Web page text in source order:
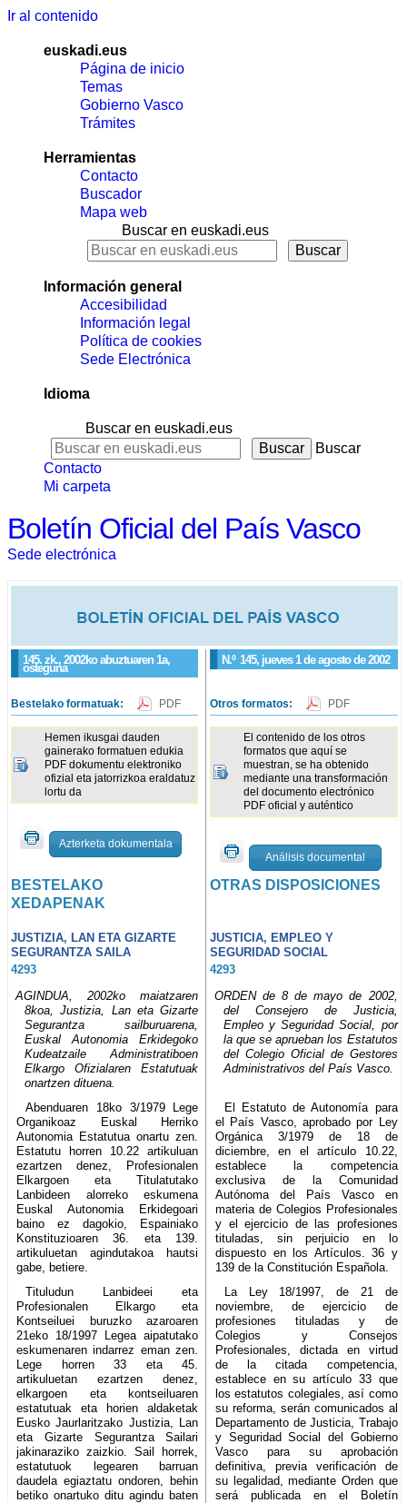
Ir al contenido
euskadi.eus
Página de inicio
Temas
Gobierno Vasco
Trámites
Herramientas
Contacto
Buscador
Mapa web
Buscar en euskadi.eus
Información general
Accesibilidad
Información legal
Política de cookies
Sede Electrónica
Idioma
Buscar en euskadi.eus
Buscar
Contacto
Mi carpeta
Boletín Oficial del País Vasco
Sede electrónica
145. zk., 2002ko abuztuaren 1a,
osteguna
N.º 145, jueves 1 de agosto de 2002
Bestelako formatuak: PDF
Hemen ikusgai dauden
gainerako formatuen edukia
PDF dokumentu elektroniko
ofizial eta jatorrizkoa eraldatuz
lortu da
Azterketa dokumentala
Otros formatos: PDF
El contenido de los otros
formatos que aquí se
muestran, se ha obtenido
mediante una transformación
del documento electrónico
PDF oficial y auténtico
Análisis documental
BESTELAKO
XEDAPENAK
OTRAS DISPOSICIONES
JUSTIZIA, LAN ETA GIZARTE
SEGURANTZA SAILA
JUSTICIA, EMPLEO Y
SEGURIDAD SOCIAL
4293
4293
AGINDUA, 2002ko maiatzaren
8koa, Justizia, Lan eta Gizarte
Segurantza sailburuarena,
Euskal Autonomia Erkidegoko
Kudeatzaile Administratiboen
Elkargo Ofizialaren Estatutuak
onartzen dituena.
ORDEN de 8 de mayo de 2002,
del Consejero de Justicia,
Empleo y Seguridad Social, por
la que se aprueban los Estatutos
del Colegio Oficial de Gestores
Administrativos del País Vasco.
Abenduaren 18ko 3/1979 Lege
Organikoaz Euskal Herriko
Autonomia Estatutua onartu zen.
Estatutu horren 10.22 artikuluan
ezartzen denez, Profesionalen
Elkargoen eta Titulatutako
Lanbideen alorreko eskumena
Euskal Autonomia Erkidegoari
baino ez dagokio, Espainiako
Konstituzioaren 36. eta 139.
artikuluetan agindutakoa hautsi
gabe, betiere.
El Estatuto de Autonomía para
el País Vasco, aprobado por Ley
Orgánica 3/1979 de 18 de
diciembre, en el artículo 10.22,
establece la competencia
exclusiva de la Comunidad
Autónoma del País Vasco en
materia de Colegios Profesionales
y el ejercicio de las profesiones
tituladas, sin perjuicio en lo
dispuesto en los Artículos. 36 y
139 de la Constitución Española.
Tituludun Lanbideei eta
Profesionalen Elkargo eta
Kontseiluei buruzko azaroaren
21eko 18/1997 Legea aipatutako
eskumenaren indarrez eman zen.
Lege horren 33 eta 45.
artikuluetan ezartzen denez,
elkargoen eta kontseiluaren
estatutuak eta horien aldaketak
Eusko Jaurlaritzako Justizia, Lan
eta Gizarte Segurantza Sailari
jakinaraziko zaizkio. Sail horrek,
estatutuok legearen barruan
daudela egiaztatu ondoren, behin
betiko onartuko ditu agindu baten
La Ley 18/1997, de 21 de
noviembre, de ejercicio de
profesiones tituladas y de
Colegios y Consejos
Profesionales, dictada en virtud
de la citada competencia,
establece en su artículo 33 que
los estatutos colegiales, así como
su reforma, serán comunicados al
Departamento de Justicia, Trabajo
y Seguridad Social del Gobierno
Vasco para su aprobación
definitiva, previa verificación de
su legalidad, mediante Orden que
será publicada en el Boletín